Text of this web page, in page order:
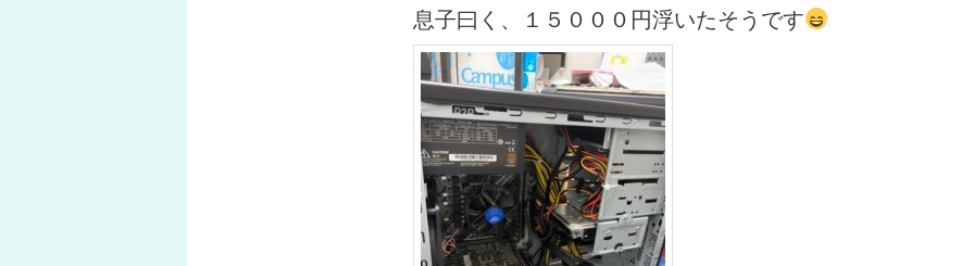
息子曰く、１５０００円浮いたそうです